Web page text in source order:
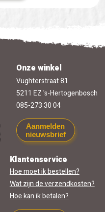
Onze winkel
Vughterstraat 81
5211 EZ 's-Hertogenbosch
085-273 30 04
Aanmelden
nieuwsbrief
Klantenservice
Hoe moet ik bestellen?
Wat zijn de verzendkosten?
Hoe kan ik betalen?